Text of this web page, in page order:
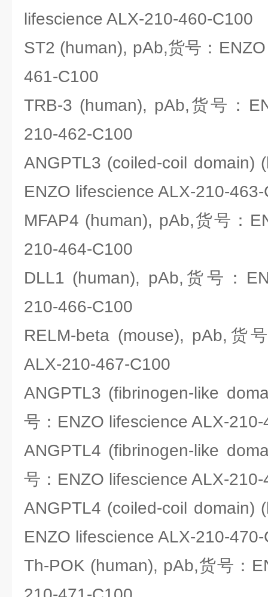
lifescience ALX-210-460-C100
ST2 (human), pAb,货号：
461-C100
TRB-3 (human), pAb,货号：
210-462-C100
ANGPTL3 (coiled-coil domain)
ENZO lifescience ALX-210-
MFAP4 (human), pAb,货号：
210-464-C100
DLL1 (human), pAb,货号：
210-466-C100
RELM-beta (mouse), pAb,货
ALX-210-467-C100
ANGPTL3 (fibrinogen-like
号：ENZO lifescience ALX-
ANGPTL4 (fibrinogen-like
号：ENZO lifescience ALX-
ANGPTL4 (coiled-coil domain)
ENZO lifescience ALX-210-
Th-POK (human), pAb,货号：